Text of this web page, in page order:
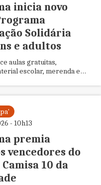
inicia novo
Solidária
e adultos
aulas gratuitas,
escolar, merenda e
- 10h13
premia
vencedores do
10 da